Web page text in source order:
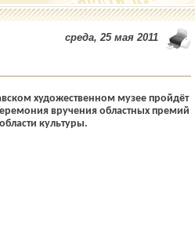
среда, 25 мая 2011
художественном музее пройдёт
вручения обла­стных премий
культуры.